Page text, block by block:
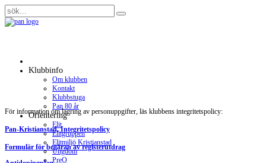
Klubbinfo
Om klubben
Kontakt
Klubbstuga
Pan 80 år
Orientering
Elit
Elitgruppen
Elitmiljö Kristianstad
Ungdom
PreO
För information om lagring av personuppgifter, läs klubbens integritetspolicy:
Pan-Kristianstad, Integritetspolicy
Formulär för begäran av registerutdrag